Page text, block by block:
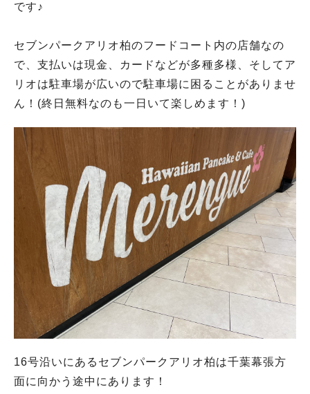
です♪
セブンパークアリオ柏のフードコート内の店舗なの
で、支払いは現金、カードなどが多種多様、そしてア
リオは駐車場が広いので駐車場に困ることがありませ
ん！(終日無料なのも一日いて楽しめます！)
16号沿いにあるセブンパークアリオ柏は千葉幕張方
面に向かう途中にあります！